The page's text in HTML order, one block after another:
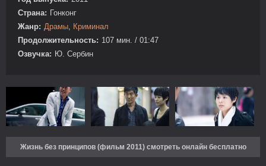
Страна: Гонконг
Жанр: Драмы, Криминал
Продолжительность: 107 мин. / 01:47
Озвучка: Ю. Сербин
Жизнь без принципов (фильм 2011) смотреть онлайн бесплатно